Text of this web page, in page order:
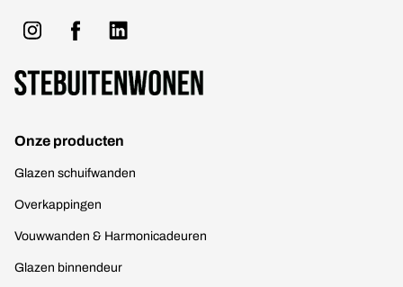
Onze producten
Glazen schuifwanden
Overkappingen
Vouwwanden & Harmonicadeuren
Glazen binnendeur